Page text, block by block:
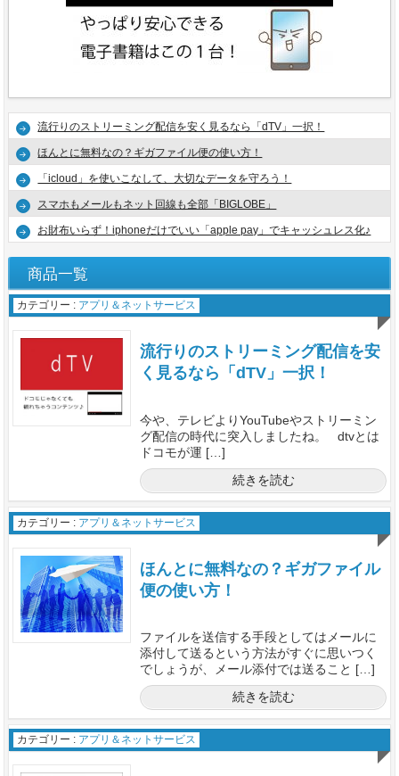
流行りのストリーミング配信を安く見るなら「dTV」一択！
ほんとに無料なの？ギガファイル便の使い方！
「icloud」を使いこなして、大切なデータを守ろう！
スマホもメールもネット回線も全部「BIGLOBE」
お財布いらず！iphoneだけでいい「apple pay」でキャッシュレス化♪
商品一覧
カテゴリー : アプリ＆ネットサービス
流行りのストリーミング配信を安
く見るなら「dTV」一択！
今や、テレビよりYouTubeやストリーミン
グ配信の時代に突入しましたね。 dtvとは
ドコモが運 […]
続きを読む
カテゴリー : アプリ＆ネットサービス
ほんとに無料なの？ギガファイル
便の使い方！
ファイルを送信する手段としてはメールに
添付して送るという方法がすぐに思いつく
でしょうが、メール添付では送ること […]
続きを読む
カテゴリー : アプリ＆ネットサービス